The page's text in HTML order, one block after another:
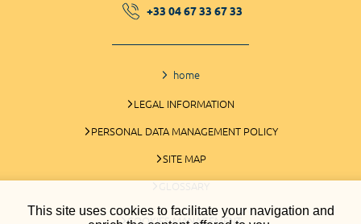
This site uses cookies to facilitate your navigation and
+33 04 67 33 67 33
home
LEGAL INFORMATION
PERSONAL DATA MANAGEMENT POLICY
SITE MAP
GLOSSARY
COOKIES MANAGEMENT